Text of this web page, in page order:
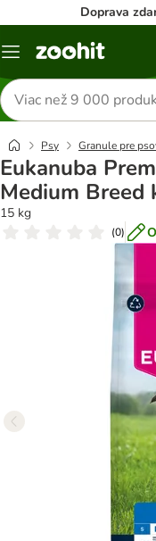
Doprava
Kategórie
Hľadať
produkty
Psy Granule pre
Eukanuba
Medium Breed
15 kg
(0)